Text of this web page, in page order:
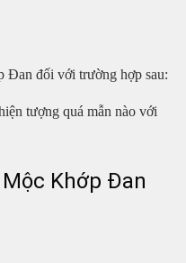
Đan đối với trường hợp sau:
tượng quá mẫn nào với
Khớp Đan